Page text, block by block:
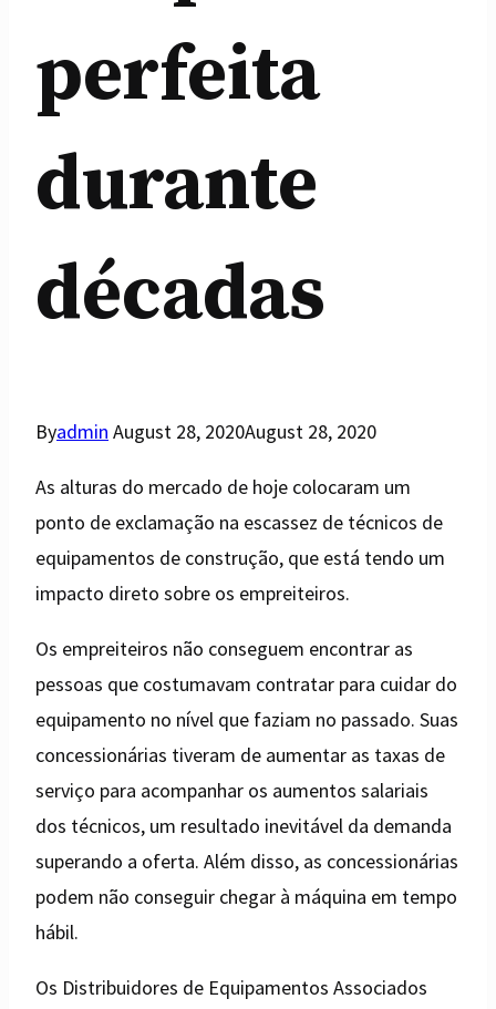
perfeita
durante
décadas
Byadmin August 28, 2020August 28, 2020
As alturas do mercado de hoje colocaram um
ponto de exclamação na escassez de técnicos de
equipamentos de construção, que está tendo um
impacto direto sobre os empreiteiros.
Os empreiteiros não conseguem encontrar as
pessoas que costumavam contratar para cuidar do
equipamento no nível que faziam no passado. Suas
concessionárias tiveram de aumentar as taxas de
serviço para acompanhar os aumentos salariais
dos técnicos, um resultado inevitável da demanda
superando a oferta. Além disso, as concessionárias
podem não conseguir chegar à máquina em tempo
hábil.
Os Distribuidores de Equipamentos Associados